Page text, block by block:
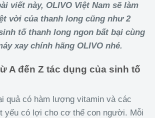
viết này, OLIVO Việt Nam sẽ làm
vời của thanh long cũng như 2
tố thanh long ngon bất bại cùng
xay chính hãng OLIVO nhé.
A đến Z tác dụng của sinh tố
quả có hàm lượng vitamin và các
yếu có lợi cho cơ thể con người. Mỗi